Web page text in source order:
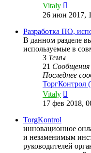
Vitaly
к
26 июн 2017,
Разработка ПО,
В данном разделе
используемые в
3 Темы
21 Сообщения
Последнее
Vitaly
к
17 фев 2018,
TorgKontrol
инновационное
и незаменимым
руководителей